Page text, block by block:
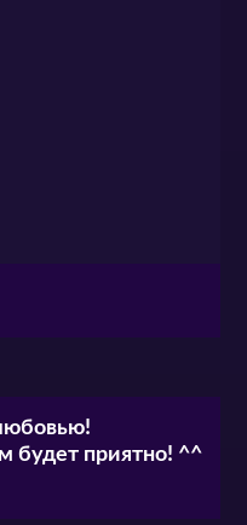
будет приятно! ^^